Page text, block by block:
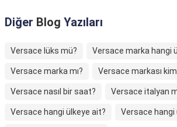
Diğer Blog Yazıları
Versace lüks mü? Versace marka hangi
Versace marka mı? Versace markası
Versace nasıl bir saat? Versace italyan
Versace hangi ülkeye ait? Versace hangi